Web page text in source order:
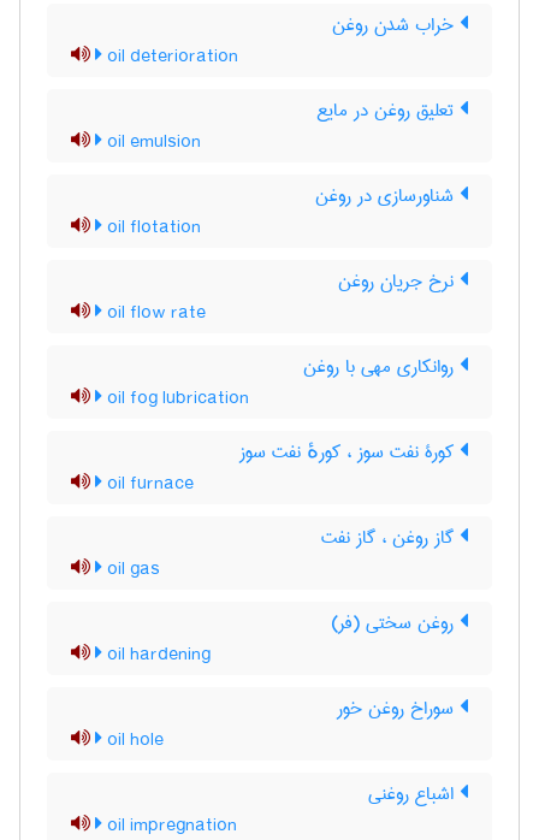
خراب شدن روغن
oil deterioration
تعلیق روغن در مایع
oil emulsion
شناورسازی در روغن
oil flotation
نرخ جریان روغن
oil flow rate
روانکاری مهی با روغن
oil fog lubrication
کورۀ نفت سوز ، کورهٔ نفت سوز
oil furnace
گاز روغن ، گاز نفت
oil gas
روغن سختی (فر)
oil hardening
سوراخ روغن خور
oil hole
اشباع روغنی
oil impregnation